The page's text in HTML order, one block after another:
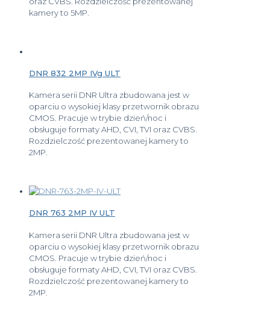
kamery to 5MP.
DNR 832 2MP IVg ULT
Kamera serii DNR Ultra zbudowana jest w
oparciu o wysokiej klasy przetwornik obrazu
CMOS. Pracuje w trybie dzień/noc i
obsługuje formaty AHD, CVI, TVI oraz CVBS.
Rozdzielczość prezentowanej kamery to
2MP.
DNR 763 2MP IV ULT
Kamera serii DNR Ultra zbudowana jest w
oparciu o wysokiej klasy przetwornik obrazu
CMOS. Pracuje w trybie dzień/noc i
obsługuje formaty AHD, CVI, TVI oraz CVBS.
Rozdzielczość prezentowanej kamery to
2MP.